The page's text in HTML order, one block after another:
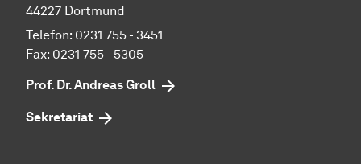
44227 Dortmund
Telefon: 0231 755 - 3451
Fax: 0231 755 - 5305
Prof. Dr. Andreas Groll
Sekretariat